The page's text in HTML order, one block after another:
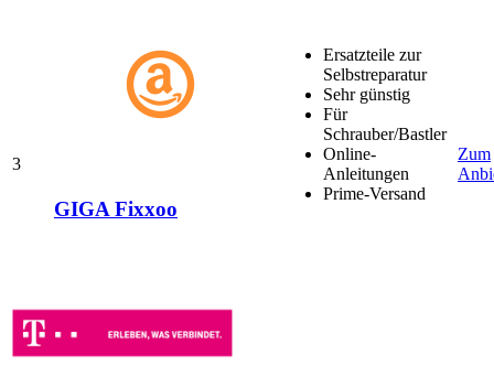
3
GIGA Fixxoo
Ersatzteile zur
Selbstreparatur
Sehr günstig
Für
Schrauber/Bastler
Online-
Anleitungen
Prime-Versand
Zum